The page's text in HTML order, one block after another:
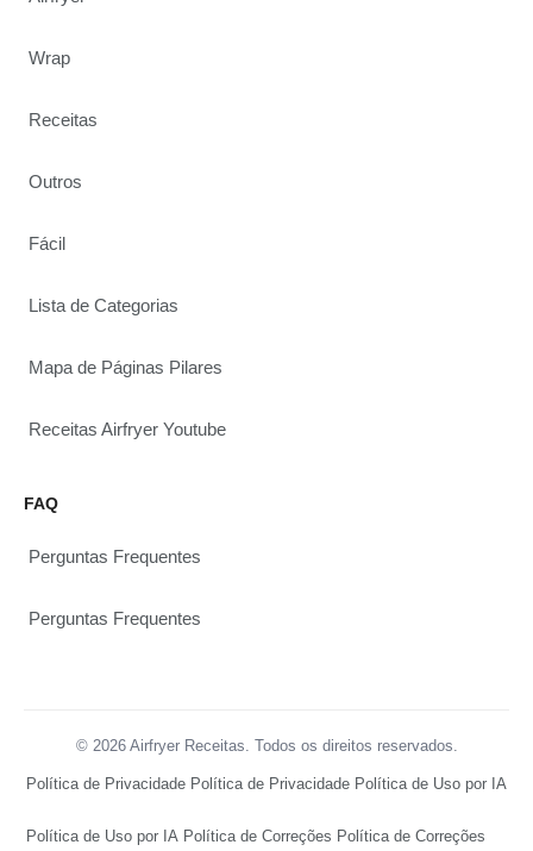
Wrap
Receitas
Outros
Fácil
Lista de Categorias
Mapa de Páginas Pilares
Receitas Airfryer Youtube
FAQ
Perguntas Frequentes
Perguntas Frequentes
© 2026 Airfryer Receitas. Todos os direitos reservados.
Política de Privacidade Política de Privacidade Política de Uso por IA
Política de Uso por IA Política de Correções Política de Correções